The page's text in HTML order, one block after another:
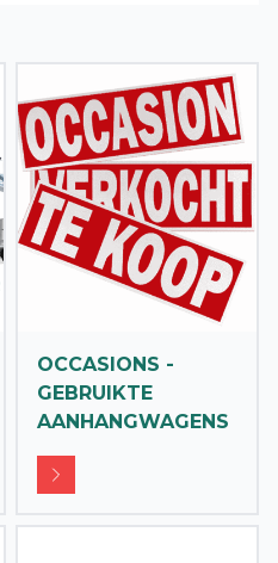
OCCASIONS -
GEBRUIKTE
AANHANGWAGENS